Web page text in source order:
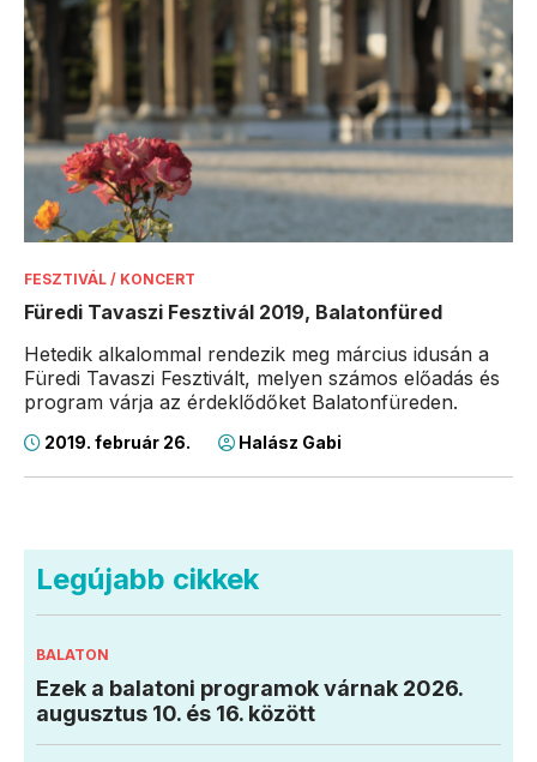
FESZTIVÁL / KONCERT
Füredi Tavaszi Fesztivál 2019, Balatonfüred
Hetedik alkalommal rendezik meg március idusán a
Füredi Tavaszi Fesztivált, melyen számos előadás és
program várja az érdeklődőket Balatonfüreden.
2019. február 26. Halász Gabi
Legújabb cikkek
BALATON
Ezek a balatoni programok várnak 2026.
augusztus 10. és 16. között